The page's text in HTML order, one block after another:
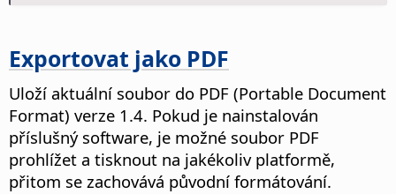
Exportovat jako PDF
Uloží aktuální soubor do PDF (Portable Document
Format) verze 1.4. Pokud je nainstalován
příslušný software, je možné soubor PDF
prohlížet a tisknout na jakékoliv platformě,
přitom se zachovává původní formátování.